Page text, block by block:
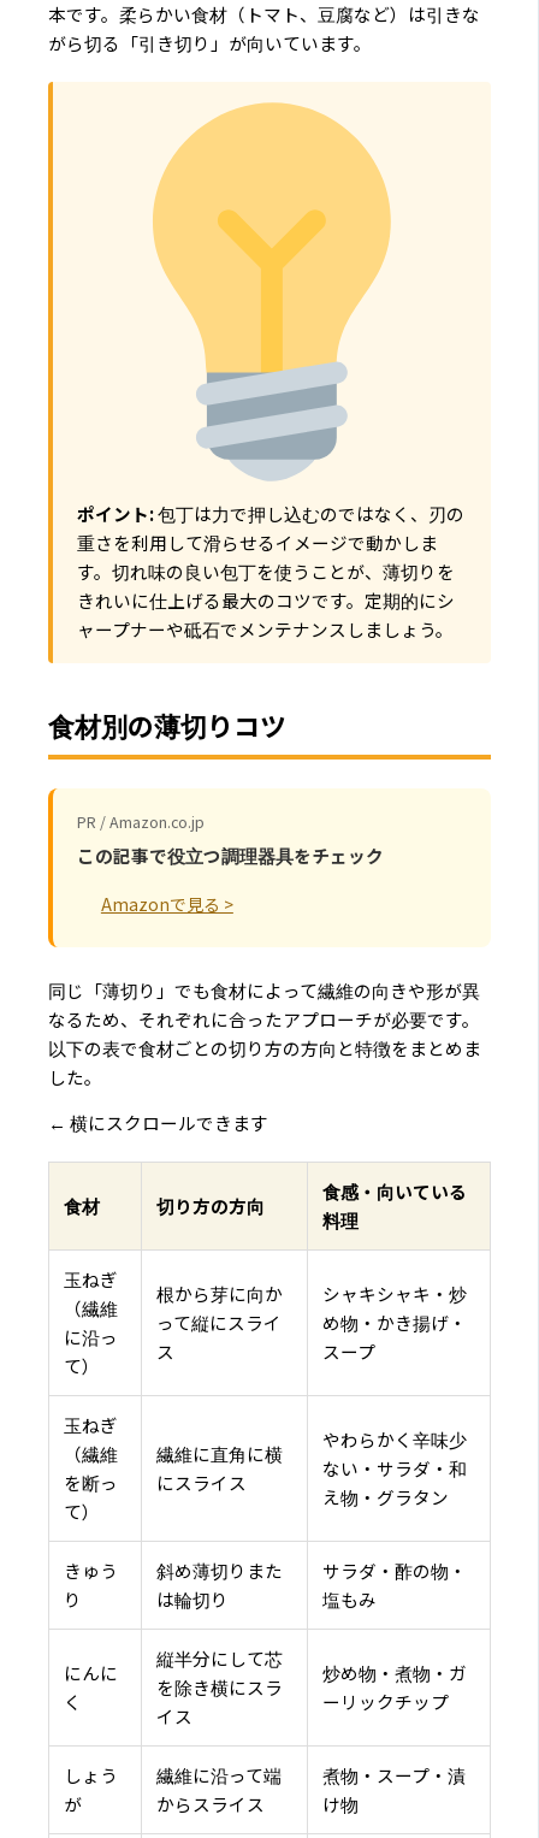
本です。柔らかい食材（トマト、豆腐など）は引きな
がら切る「引き切り」が向いています。
ポイント:包丁は力で押し込むのではなく、刃の
重さを利用して滑らせるイメージで動かしま
す。切れ味の良い包丁を使うことが、薄切りを
きれいに仕上げる最大のコツです。定期的にシ
ャープナーや砥石でメンテナンスしましょう。
食材別の薄切りコツ
PR / Amazon.co.jp
この記事で役立つ調理器具をチェック
Amazonで見る >
同じ「薄切り」でも食材によって繊維の向きや形が異
なるため、それぞれに合ったアプローチが必要です。
以下の表で食材ごとの切り方の方向と特徴をまとめま
した。
← 横にスクロールできます
食材 切り方の方向
食感・向いている
料理
玉ねぎ
（繊維
に沿っ
て）
根から芽に向か
って縦にスライ
ス
シャキシャキ・炒
め物・かき揚げ・
スープ
玉ねぎ
（繊維
を断っ
て）
繊維に直角に横
にスライス
やわらかく辛味少
ない・サラダ・和
え物・グラタン
きゅう
り
斜め薄切りまた
は輪切り
サラダ・酢の物・
塩もみ
にんに
く
縦半分にして芯
を除き横にスラ
イス
炒め物・煮物・ガ
ーリックチップ
しょう
が
繊維に沿って端
からスライス
煮物・スープ・漬
け物